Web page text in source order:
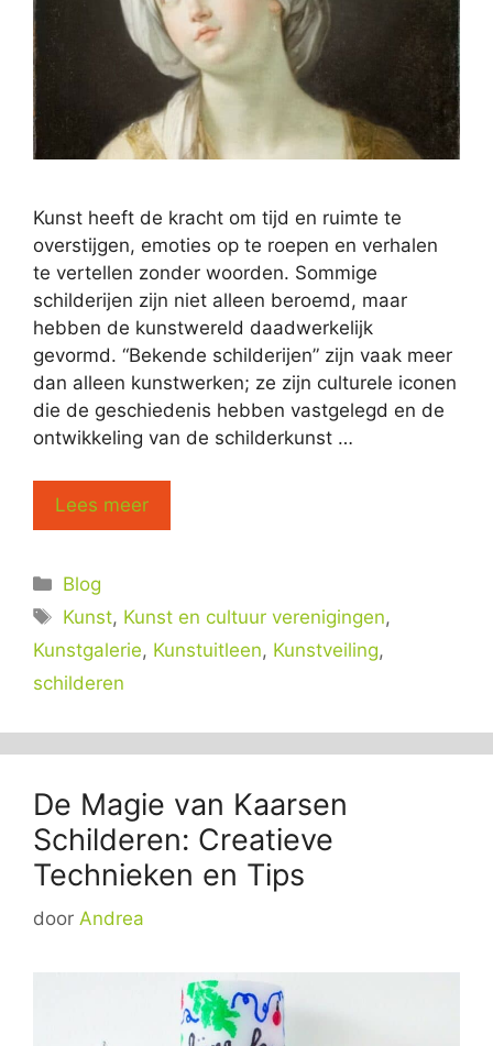
Kunst heeft de kracht om tijd en ruimte te
overstijgen, emoties op te roepen en verhalen
te vertellen zonder woorden. Sommige
schilderijen zijn niet alleen beroemd, maar
hebben de kunstwereld daadwerkelijk
gevormd. “Bekende schilderijen” zijn vaak meer
dan alleen kunstwerken; ze zijn culturele iconen
die de geschiedenis hebben vastgelegd en de
ontwikkeling van de schilderkunst …
Lees meer
Categorieën
Blog
Tags
Kunst, Kunst en cultuur verenigingen,
Kunstgalerie, Kunstuitleen, Kunstveiling,
schilderen
De Magie van Kaarsen
Schilderen: Creatieve
Technieken en Tips
door Andrea